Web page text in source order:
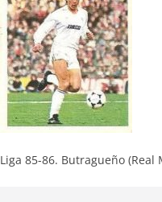
Liga 85-86. Butragueño (Real